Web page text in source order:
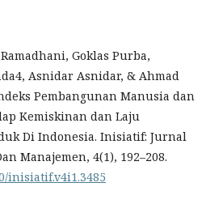
Goklas Purba,
Asnidar Asnidar, & Ahmad
Pembangunan Manusia dan
Kemiskinan dan Laju
Di Indonesia. Inisiatif: Jurnal
Manajemen, 4(1), 192–208.
inisiatif.v4i1.3485